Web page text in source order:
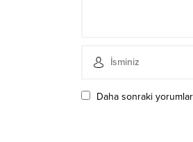
Daha sonraki